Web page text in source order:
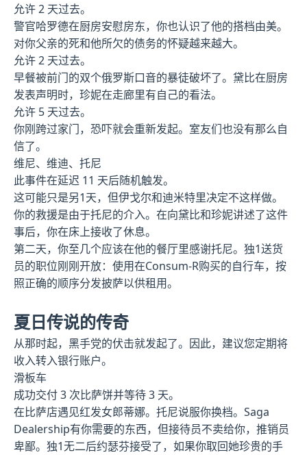
允许 2 天过去。
警官哈罗德在厨房安慰房东，你也认识了他的搭档由美。
对你父亲的死和他所欠的债务的怀疑越来越大。
允许 2 天过去。
早餐被前门的双个俄罗斯口音的暴徒破坏了。黛比在厨房
发表声明时，珍妮在走廊里有自己的看法。
允许 5 天过去。
你刚跨过家门，恐吓就会重新发起。室友们也没有那么自
信了。
维尼、维迪、托尼
此事件在延迟 11 天后随机触发。
这可能只是另1天，但伊戈尔和迪米特里决定不这样做。
你的救援是由于托尼的介入。在向黛比和珍妮讲述了这件
事后，你在床上接收了休息。
第二天，你至几个应该在他的餐厅里感谢托尼。独1送货
员的职位刚刚开放：使用在Consum-R购买的自行车，按
照正确的顺序分发披萨以供租用。
夏日传说的传奇
从那时起，黑手党的伏击就发起了。因此，建议您定期将
收入转入银行账户。
滑板车
成功交付 3 次比萨饼并等待 3 天。
在比萨店遇见红发女郎蒂娜。托尼说服你换档。Saga
Dealership有你需要的东西，但接待员不卖给你，推销员
卑鄙。独1无二后约瑟芬接受了，如果你取回她珍贵的手